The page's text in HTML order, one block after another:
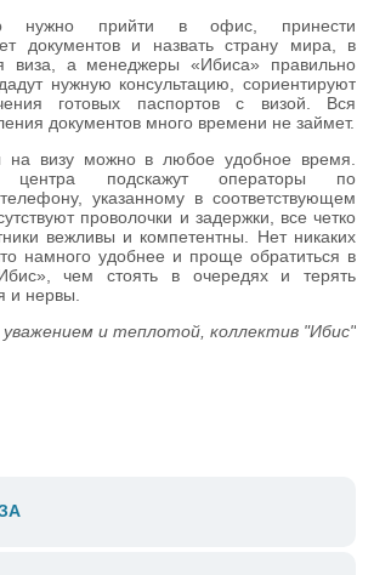
нужно прийти в офис, принести
документов и назвать страну мира, в
виза, а менеджеры «Ибиса» правильно
нужную консультацию, сориентируют
готовых паспортов с визой. Вся
документов много времени не займет.
на визу можно в любое удобное время.
подскажут операторы по
указанному в соответствующем
проволочки и задержки, все четко
вежливы и компетентны. Нет никаких
намного удобнее и проще обратиться в
чем стоять в очередях и терять
и нервы.
и теплотой, коллектив "Ибис"